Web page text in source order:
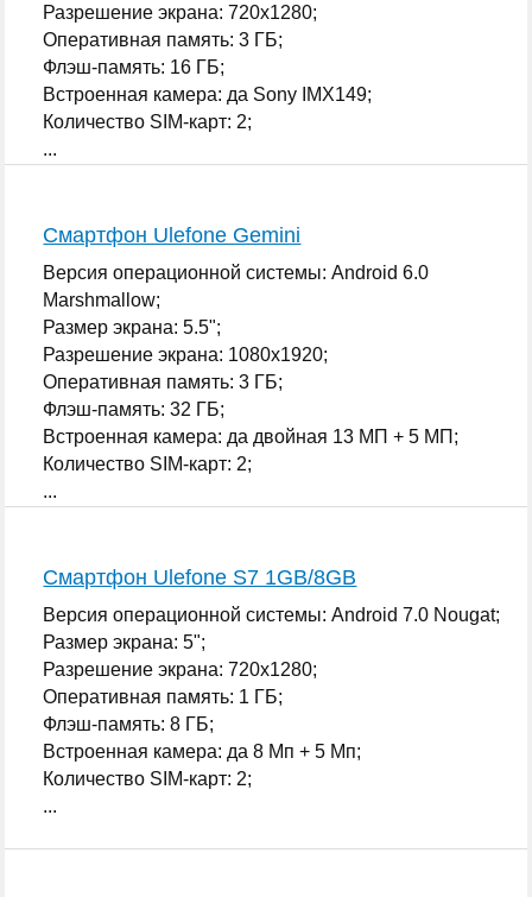
Разрешение экрана: 720x1280;
Оперативная память: 3 ГБ;
Флэш-память: 16 ГБ;
Встроенная камера: да Sony IMX149;
Количество SIM-карт: 2;
...
Смартфон Ulefone Gemini
Версия операционной системы: Android 6.0
Marshmallow;
Размер экрана: 5.5";
Разрешение экрана: 1080x1920;
Оперативная память: 3 ГБ;
Флэш-память: 32 ГБ;
Встроенная камера: да двойная 13 МП + 5 МП;
Количество SIM-карт: 2;
...
Смартфон Ulefone S7 1GB/8GB
Версия операционной системы: Android 7.0 Nougat;
Размер экрана: 5";
Разрешение экрана: 720x1280;
Оперативная память: 1 ГБ;
Флэш-память: 8 ГБ;
Встроенная камера: да 8 Мп + 5 Мп;
Количество SIM-карт: 2;
...